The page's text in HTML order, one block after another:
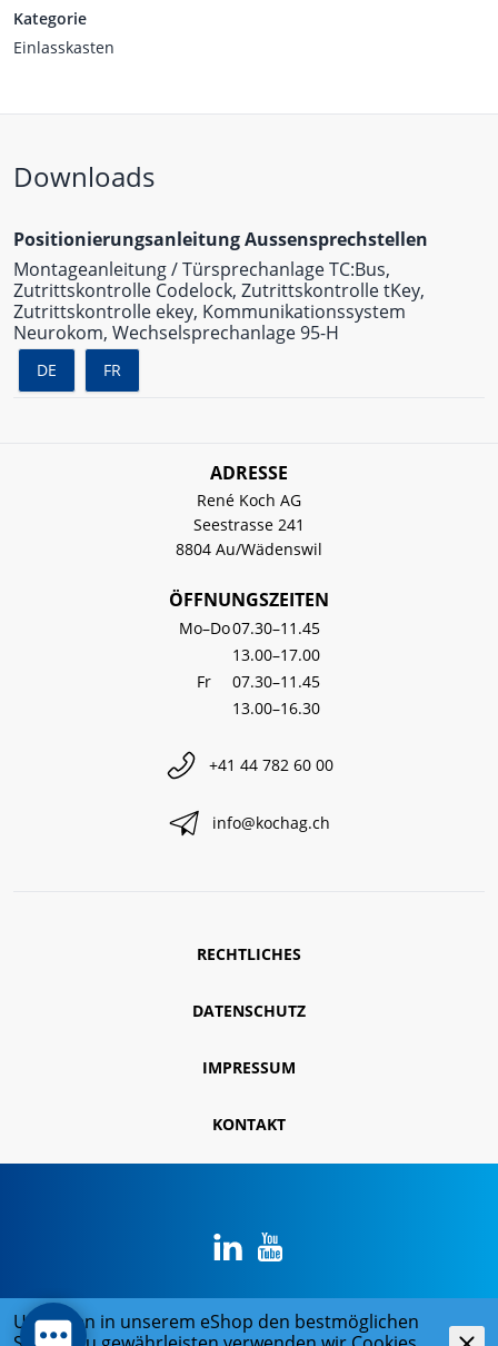
Kategorie
Einlasskasten
Downloads
Positionierungsanleitung Aussensprechstellen
Montageanleitung / Türsprechanlage TC:Bus,
Zutrittskontrolle Codelock, Zutrittskontrolle tKey,
Zutrittskontrolle ekey, Kommunikationssystem
Neurokom, Wechselsprechanlage 95-H
DE FR
ADRESSE
René Koch AG
Seestrasse 241
8804 Au/Wädenswil
ÖFFNUNGSZEITEN
Mo–Do07.30–11.45
13.00–17.00
Fr
07.30–11.45
13.00–16.30
+41 44 782 60 00
info@kochag.ch
RECHTLICHES
DATENSCHUTZ
IMPRESSUM
KONTAKT
© 2026 René Koch AG
Um Ihnen in unserem eShop den bestmöglichen